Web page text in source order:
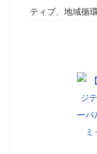
ティブ、地域循